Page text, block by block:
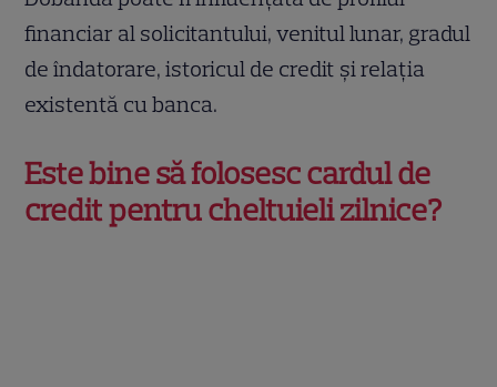
financiar al solicitantului, venitul lunar, gradul
de îndatorare, istoricul de credit și relația
existentă cu banca.
Este bine să folosesc cardul de
credit pentru cheltuieli zilnice?